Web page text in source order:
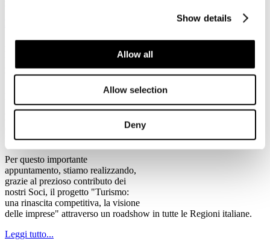
Show details
Allow all
Allow selection
Deny
2013
Ventennale Federturismo
Il Programma del Ventennale di Federturismo
Ventennale.
Per questo importante
appuntamento, stiamo realizzando,
grazie al prezioso contributo dei
nostri Soci, il progetto "Turismo:
una rinascita competitiva, la visione
delle imprese" attraverso un roadshow in tutte le Regioni italiane.
Leggi tutto...